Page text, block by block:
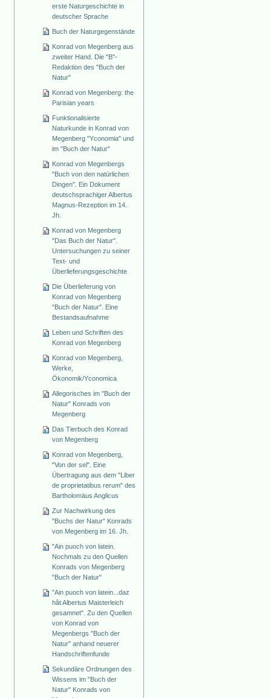
erste Naturgeschichte in
deutscher Sprache
Buch der Naturgegenstände
Konrad von Megenberg aus
zweiter Hand. Die "B"-
Redaktion des "Buch der
Natur"
Konrad von Megenberg: the
Parisian years
Funktionalisierte
Naturkunde in Konrad von
Megenberg "Yconomia" und
im "Buch der Natur"
Konrad von Megenbergs
"Buch von den natürlichen
Dingen". Ein Dokument
deutschsprachiger Albertus
Magnus-Rezeption im 14.
Jh.
Konrad von Megenberg
"Das Buch der Natur".
Untersuchungen zu seiner
Text- und
Überlieferungsgeschichte
Die Überlieferung von
Konrad von Megenberg
"Buch der Natur". Eine
Bestandsaufnahme
Leben und Schriften des
Konrad von Megenberg
Konrad von Megenberg,
Werke,
Ökonomik/Yconomica
Allegorisches im "Buch der
Natur" Konrads von
Megenberg
Das Tierbuch des Konrad
von Megenberg
Konrad von Megenberg,
"Von der sel". Eine
Übertragung aus dem "Liber
de proprietatibus rerum" des
Bartholomäus Anglicus
Zur Nachwirkung des
"Buchs der Natur" Konrads
von Megenberg im 16. Jh.
"Ain puoch von latein.
Nochmals zu den Quellen
Konrads von Megenberg
"Buch der Natur"
"Ain puoch von latein...daz
hât Albertus Maisterleich
gesamnet". Zu den Quellen
von Konrad von
Megenbergs "Buch der
Natur" anhand neuerer
Handschriftenfunde
Sekundäre Ordnungen des
Wissens im "Buch der
Natur" Konrads von